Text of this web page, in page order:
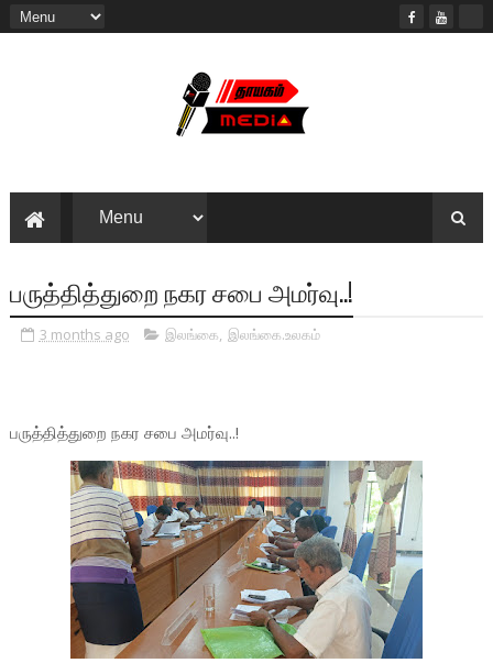
பருத்தித்துறை நகர சபை அமர்வு..!
3 months ago இலங்கை, இலங்கை.உலகம்
பருத்தித்துறை நகர சபை அமர்வு..!